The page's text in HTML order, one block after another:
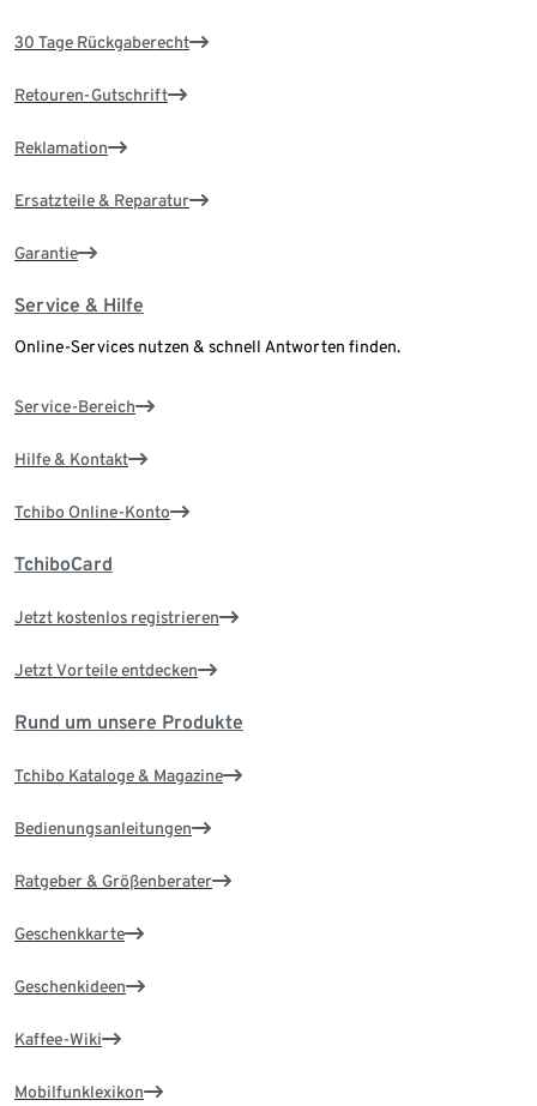
30 Tage Rückgaberecht
Retouren-Gutschrift
Reklamation
Ersatzteile & Reparatur
Garantie
Service & Hilfe
Online-Services nutzen & schnell Antworten finden.
Service-Bereich
Hilfe & Kontakt
Tchibo Online-Konto
TchiboCard
Jetzt kostenlos registrieren
Jetzt Vorteile entdecken
Rund um unsere Produkte
Tchibo Kataloge & Magazine
Bedienungsanleitungen
Ratgeber & Größenberater
Geschenkkarte
Geschenkideen
Kaffee-Wiki
Mobilfunklexikon